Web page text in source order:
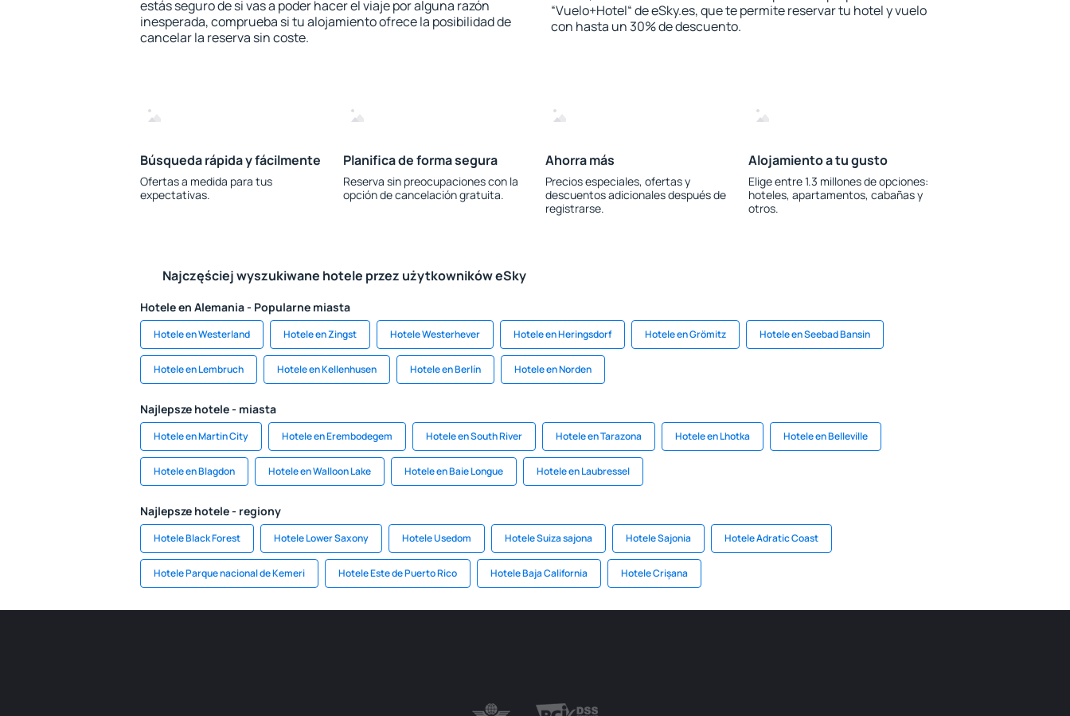
estás seguro de si vas a poder hacer el viaje por alguna razón
inesperada, comprueba si tu alojamiento ofrece la posibilidad de
cancelar la reserva sin coste.
“Vuelo+Hotel“ de eSky.es, que te permite reservar tu hotel y vuelo
con hasta un 30% de descuento.
Búsqueda rápida y fácilmente
Ofertas a medida para tus
expectativas.
Planifica de forma segura
Reserva sin preocupaciones con la
opción de cancelación gratuita.
Ahorra más
Precios especiales, ofertas y
descuentos adicionales después de
registrarse.
Alojamiento a tu gusto
Elige entre 1.3 millones de opciones:
hoteles, apartamentos, cabañas y
otros.
Najczęściej wyszukiwane hotele przez użytkowników eSky
Hotele en Alemania - Popularne miasta
Hotele en Westerland Hotele en Zingst Hotele Westerhever Hotele en Heringsdorf Hotele en Grömitz Hotele en Seebad Bansin
Hotele en Lembruch Hotele en Kellenhusen Hotele en Berlín Hotele en Norden
Najlepsze hotele - miasta
Hotele en Martin City Hotele en Erembodegem Hotele en South River Hotele en Tarazona Hotele en Lhotka Hotele en Belleville
Hotele en Blagdon Hotele en Walloon Lake Hotele en Baie Longue Hotele en Laubressel
Najlepsze hotele - regiony
Hotele Black Forest Hotele Lower Saxony Hotele Usedom Hotele Suiza sajona Hotele Sajonia Hotele Adratic Coast
Hotele Parque nacional de Kemeri Hotele Este de Puerto Rico Hotele Baja California Hotele Crișana